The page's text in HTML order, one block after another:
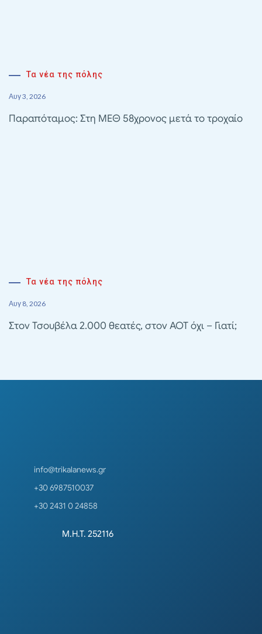
Τα νέα της πόλης
Αυγ 3, 2026
Παραπόταμος: Στη ΜΕΘ 58χρονος μετά το τροχαίο
Τα νέα της πόλης
Αυγ 8, 2026
Στον Τσουβέλα 2.000 θεατές, στον ΑΟΤ όχι – Γιατί;
info@trikalanews.gr
+30 6987510037
+30 2431 0 24858
Μ.Η.Τ. 252116